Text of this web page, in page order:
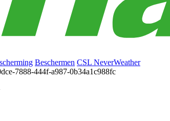
Beschermen CSL NeverWeather